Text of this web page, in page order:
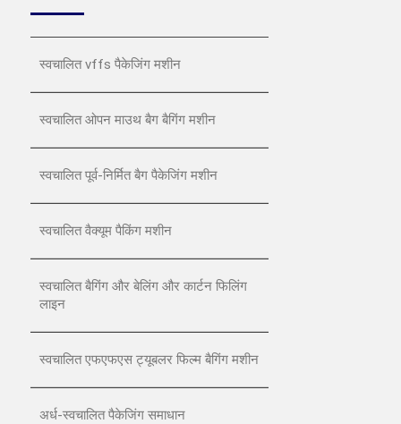
स्वचालित vffs पैकेजिंग मशीन
स्वचालित ओपन माउथ बैग बैगिंग मशीन
स्वचालित पूर्व-निर्मित बैग पैकेजिंग मशीन
स्वचालित वैक्यूम पैकिंग मशीन
स्वचालित बैगिंग और बेलिंग और कार्टन फिलिंग
लाइन
स्वचालित एफएफएस ट्यूबलर फिल्म बैगिंग मशीन
अर्ध-स्वचालित पैकेजिंग समाधान